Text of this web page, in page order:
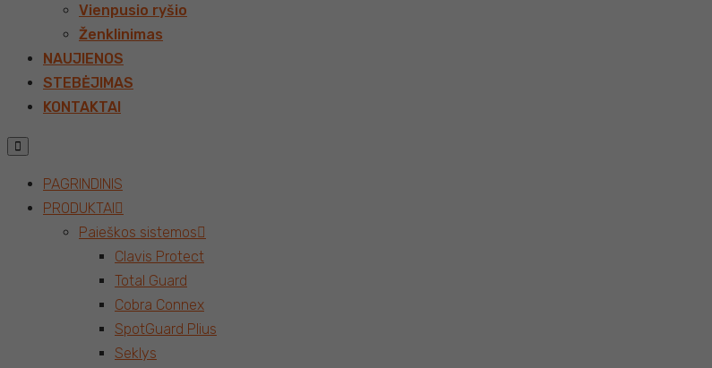
Vienpusio ryšio
Ženklinimas
NAUJIENOS
STEBĖJIMAS
KONTAKTAI
PAGRINDINIS
PRODUKTAI
Paieškos sistemos
Clavis Protect
Total Guard
Cobra Connex
SpotGuard Plius
Seklys